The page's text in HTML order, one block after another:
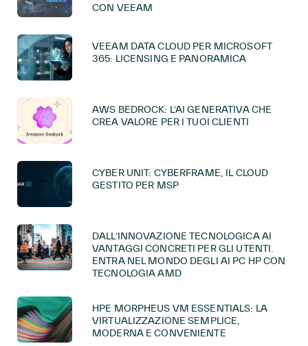
CON VEEAM
VEEAM DATA CLOUD PER MICROSOFT
365: LICENSING E PANORAMICA
AWS BEDROCK: L’AI GENERATIVA CHE
CREA VALORE PER I TUOI CLIENTI
CYBER UNIT: CYBERFRAME, IL CLOUD
GESTITO PER MSP
DALL’INNOVAZIONE TECNOLOGICA AI
VANTAGGI CONCRETI PER GLI UTENTI.
ENTRA NEL MONDO DEGLI AI PC HP CON
TECNOLOGIA AMD
HPE MORPHEUS VM ESSENTIALS: LA
VIRTUALIZZAZIONE SEMPLICE,
MODERNA E CONVENIENTE